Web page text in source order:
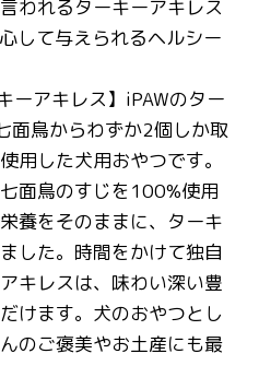
われるターキーアキレス
して与えられるヘルシー
ーアキレス】iPAWのター
面鳥からわずか2個しか取
用した犬用おやつです。
面鳥のすじを100%使用
養をそのままに、ターキ
した。時間をかけて独自
キレスは、味わい深い豊
けます。犬のおやつとし
のご褒美やお土産にも最